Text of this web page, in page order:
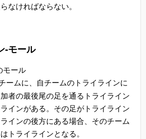
なければならない。
‐モール
モール
ームに、自チームのトライラインに
者の最後尾の足を通るトライライン
インがある。その足がトライライン
インの後方にある場合、そのチーム
トライラインとなる。